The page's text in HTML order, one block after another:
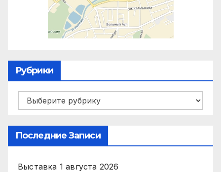
Рубрики
Рубрики
Последние Записи
Выставка 1 августа 2026